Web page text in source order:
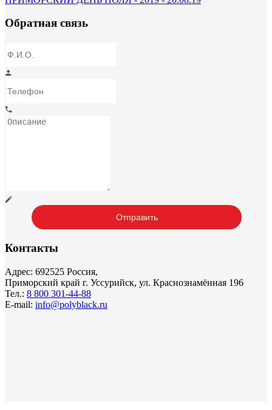
Обратная связь
Контакты
Адрес: 692525 Россия,
Приморский край г. Уссурийск, ул. Краснознамённая 196
Тел.: 8 800 301-44-88
E-mail: info@polyblack.ru